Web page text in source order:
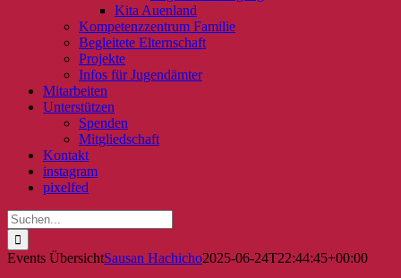
Kita Auenland
Kompetenzzentrum Familie
Begleitete Elternschaft
Projekte
Infos für Jugendämter
Mitarbeiten
Unterstützen
Spenden
Mitgliedschaft
Kontakt
instagram
pixelfed
Suche
nach:
Events ÜbersichtSausan Hachicho2025-06-24T22:44:45+00:00